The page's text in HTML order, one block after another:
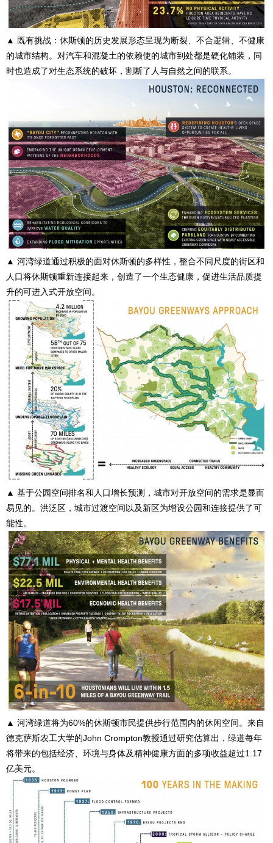
▲ 既有挑战：休斯顿的历史发展形态呈现为断裂、不合逻辑、不健康
的城市结构。对汽车和混凝土的依赖使的城市到处都是硬化铺装，同
时也造成了对生态系统的破坏，割断了人与自然之间的联系。
▲ 河湾绿道通过积极的面对休斯顿的多样性，整合不同尺度的街区和
人口将休斯顿重新连接起来，创造了一个生态健康，促进生活品质提
升的可进入式开放空间。
▲ 基于公园空间排名和人口增长预测，城市对开放空间的需求是显而
易见的。洪泛区，城市过渡空间以及新区为增设公园和连接提供了可
能性。
▲ 河湾绿道将为60%的休斯顿市民提供步行范围内的休闲空间。来自
德克萨斯农工大学的John Crompton教授通过研究估算出，绿道每年
将带来的包括经济、环境与身体及精神健康方面的多项收益超过1.17
亿美元。